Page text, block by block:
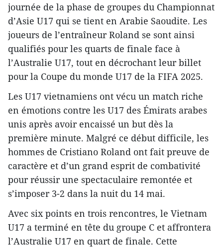
journée de la phase de groupes du Championnat
d’Asie U17 qui se tient en Arabie Saoudite. Les
joueurs de l’entraîneur Roland se sont ainsi
qualifiés pour les quarts de finale face à
l’Australie U17, tout en décrochant leur billet
pour la Coupe du monde U17 de la FIFA 2025.
Les U17 vietnamiens ont vécu un match riche
en émotions contre les U17 des Émirats arabes
unis après avoir encaissé un but dès la
première minute. Malgré ce début difficile, les
hommes de Cristiano Roland ont fait preuve de
caractère et d’un grand esprit de combativité
pour réussir une spectaculaire remontée et
s’imposer 3-2 dans la nuit du 14 mai.
Avec six points en trois rencontres, le Vietnam
U17 a terminé en tête du groupe C et affrontera
l’Australie U17 en quart de finale. Cette